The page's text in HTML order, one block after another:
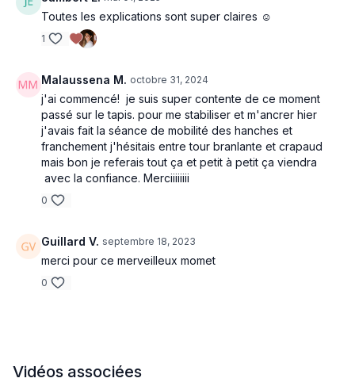
Toutes les explications sont super claires ☺️
1
Malaussena M. octobre 31, 2024
j'ai commencé! je suis super contente de ce moment
passé sur le tapis. pour me stabiliser et m'ancrer hier
j'avais fait la séance de mobilité des hanches et
franchement j'hésitais entre tour branlante et crapaud
mais bon je referais tout ça et petit à petit ça viendra
avec la confiance. Merciiiiiiii
0
Guillard V. septembre 18, 2023
merci pour ce merveilleux momet
0
Vidéos associées